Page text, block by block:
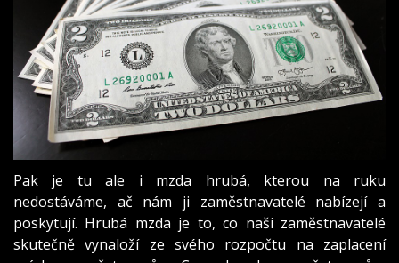
Pak je tu ale i mzda hrubá, kterou na ruku
nedostáváme, ač nám ji zaměstnavatelé nabízejí a
poskytují. Hrubá mzda je to, co naši zaměstnavatelé
skutečně vynaloží ze svého rozpočtu na zaplacení